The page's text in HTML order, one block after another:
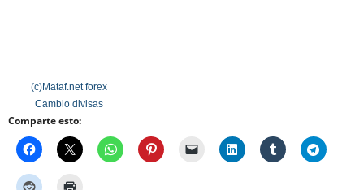
(c)Mataf.netforex
Cambio divisas
Comparte esto: